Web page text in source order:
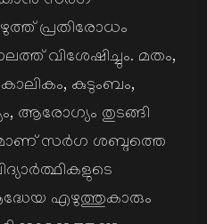
പ്രതിരോധം
വിശേഷിച്ചും. മതം,
കുടുംബം,
ആരോഗ്യം തുടങ്ങി
സര്‍ഗ ശബ്ദത്തെ
എഴുത്തുകാരും